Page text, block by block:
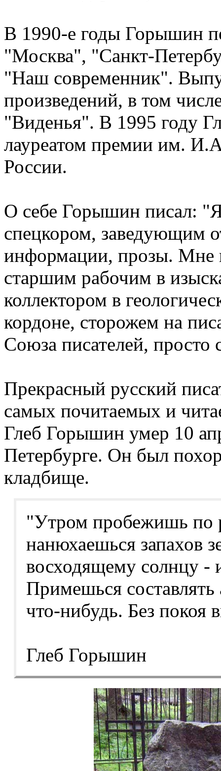
В 1990-е годы Горышин
"Москва", "Санкт-
"Наш современник".
произведений, в том
"Виденья". В 1995 году
лауреатом премии им.
России.
О себе Горышин писал:
спецкором, заведующим
информации, прозы. Мне
старшим рабочим в
коллектором в
кордоне, сторожем на
Союза писателей,
Прекрасный русский
самых почитаемых и
Глеб Горышин умер 10
Петербурге. Он был
кладбище.
"Утром пробежишь по
нанюхаешься запахов
восходящему солнцу -
Примешься
что-нибудь. Без покоя
Глеб Горышин